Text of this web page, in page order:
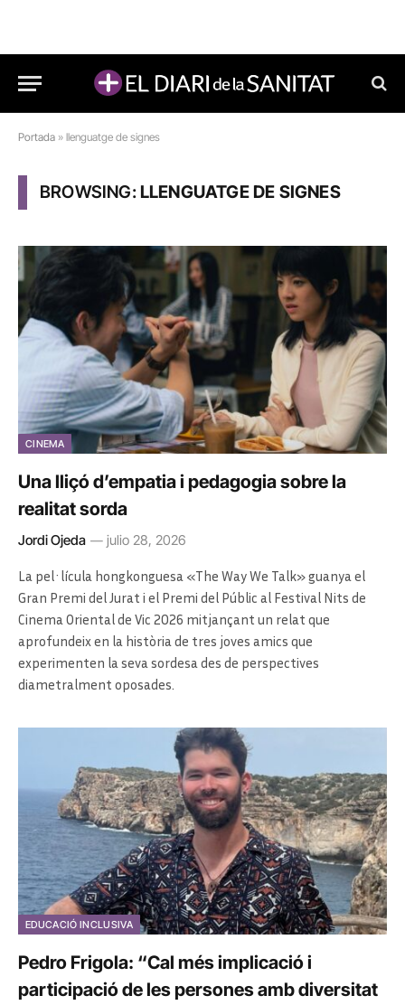
Portada » llenguatge de signes
BROWSING:LLENGUATGE DE SIGNES
CINEMA
Una lliçó d’empatia i pedagogia sobre la
realitat sorda
Jordi Ojeda julio 28, 2026
La pel·lícula hongkonguesa «The Way We Talk» guanya el
Gran Premi del Jurat i el Premi del Públic al Festival Nits de
Cinema Oriental de Vic 2026 mitjançant un relat que
aprofundeix en la història de tres joves amics que
experimenten la seva sordesa des de perspectives
diametralment oposades.
EDUCACIÓ INCLUSIVA
Pedro Frigola: “Cal més implicació i
participació de les persones amb diversitat